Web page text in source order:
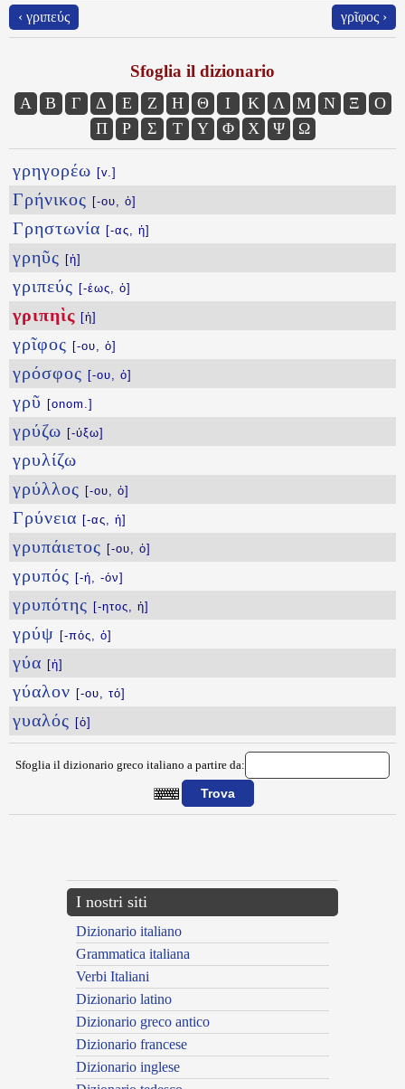
‹ γριπεύς γρῖφος ›
Sfoglia il dizionario
Α Β Γ Δ Ε Ζ Η Θ Ι Κ Λ Μ Ν Ξ
Ο
Π
Ρ Σ Τ Υ Φ Χ Ψ Ω
γρηγορέω [v.]
Γρήνικος [-ου, ὁ]
Γρηστωνία [-ας, ἡ]
γρηῦς [ἡ]
γριπεύς [-έως, ὁ]
γριπηὶς [ἡ]
γρῖφος [-ου, ὁ]
γρόσφος [-ου, ὁ]
γρῦ [onom.]
γρύζω [-ύξω]
γρυλίζω
γρύλλος [-ου, ὁ]
Γρύνεια [-ας, ἡ]
γρυπάιετος [-ου, ὁ]
γρυπός [-ή, -όν]
γρυπότης [-ητος, ἡ]
γρύψ [-πός, ὁ]
γύα [ἡ]
γύαλον [-ου, τό]
γυαλός [ὁ]
Sfoglia il dizionario greco italiano a partire da:
I nostri siti
Dizionario italiano
Grammatica italiana
Verbi Italiani
Dizionario latino
Dizionario greco antico
Dizionario francese
Dizionario inglese